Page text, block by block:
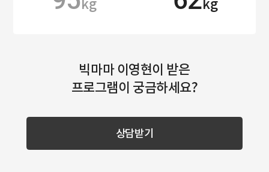
kg kg
빅마마 이영현이 받은
프로그램이 궁금하세요?
상담받기